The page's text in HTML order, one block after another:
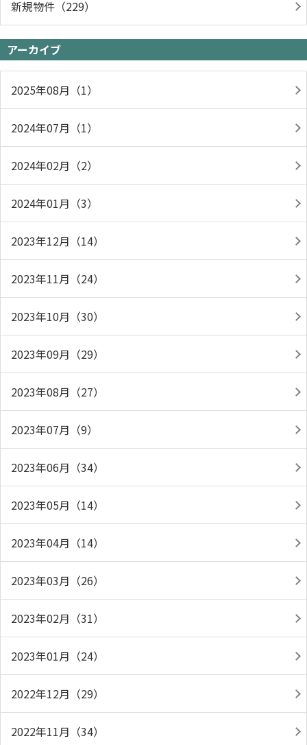
新規物件（229）
アーカイブ
2025年08月（1）
2024年07月（1）
2024年02月（2）
2024年01月（3）
2023年12月（14）
2023年11月（24）
2023年10月（30）
2023年09月（29）
2023年08月（27）
2023年07月（9）
2023年06月（34）
2023年05月（14）
2023年04月（14）
2023年03月（26）
2023年02月（31）
2023年01月（24）
2022年12月（29）
2022年11月（34）